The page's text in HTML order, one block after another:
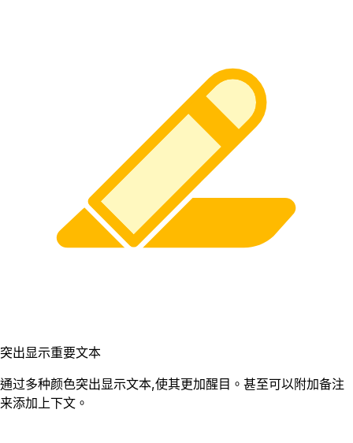
突出显示重要文本
通过多种颜色突出显示文本,使其更加醒目。甚至可以附加备注
来添加上下文。